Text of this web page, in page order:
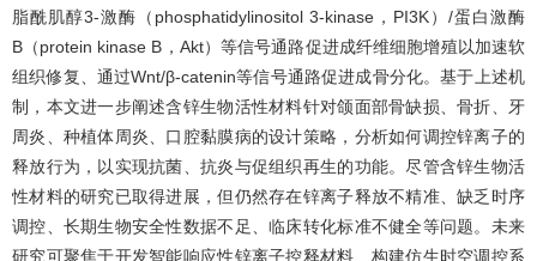
脂酰肌醇3-激酶（phosphatidylinositol 3-kinase，PI3K）/蛋白激酶
B（protein kinase B，Akt）等信号通路促进成纤维细胞增殖以加速软
组织修复、通过Wnt/β-catenin等信号通路促进成骨分化。基于上述机
制，本文进一步阐述含锌生物活性材料针对颌面部骨缺损、骨折、牙
周炎、种植体周炎、口腔黏膜病的设计策略，分析如何调控锌离子的
释放行为，以实现抗菌、抗炎与促组织再生的功能。尽管含锌生物活
性材料的研究已取得进展，但仍然存在锌离子释放不精准、缺乏时序
调控、长期生物安全性数据不足、临床转化标准不健全等问题。未来
研究可聚焦于开发智能响应性锌离子控释材料、构建仿生时空调控系